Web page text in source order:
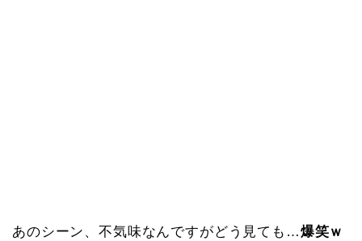
あのシーン、不気味なんですがどう見ても…爆笑ｗ